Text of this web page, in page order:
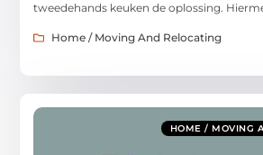
tweedehands keuken de oplossing.
Home / Moving And Relocating
HOME / MOVING